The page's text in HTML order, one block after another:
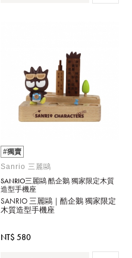
#獨賣
Sanrio 三麗鷗
SANRIO三麗鷗 酷企鵝 獨家限定木質
造型手機座
SANRIO 三麗鷗｜酷企鵝 獨家限定
木質造型手機座
NT$ 580